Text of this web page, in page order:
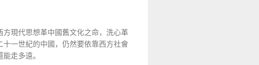
現代思想革中國舊文化之命，洗心革
一世紀的中國，仍然要依靠西方社會
走多遠。